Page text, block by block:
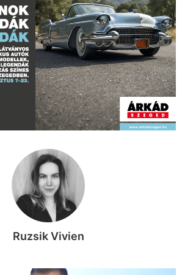
Ruzsik Vivien